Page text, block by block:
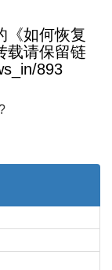
《如何恢复
载请保留链
893